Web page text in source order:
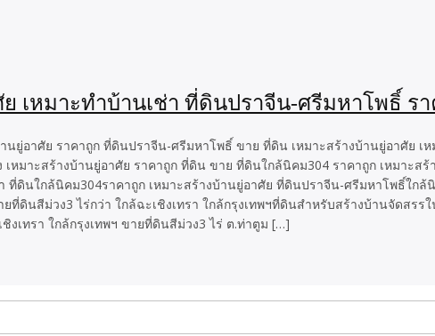
เหมาะทำบ้านเช่า ที่ดินปราจีน-ศรีมหาโพธิ์ ร
นยู่อาศัย ราคาถูก ที่ดินปราจีน-ศรีมหาโพธิ์ ขาย ที่ดิน เหมาะสร้างบ้านยู่อาศัย
หมาะสร้างบ้านยู่อาศัย ราคาถูก ที่ดิน ขาย ที่ดินใกล้นิคม304 ราคาถูก เหมาะส
ดินใกล้นิคม304ราคาถูก เหมาะสร้างบ้านยู่อาศัย ที่ดินปราจีน-ศรีมหาโพธิ์ใก
ดินสีม่วง3 ไร่กว่า ใกล้ฉะเชิงเทรา ใกล้กรุงเทพฯที่ดินสำหรับสร้างบ้านจัดสร
เทรา ใกล้กรุงเทพฯ ขายที่ดินสีม่วง3 ไร่ ต.ท่าตูม […]